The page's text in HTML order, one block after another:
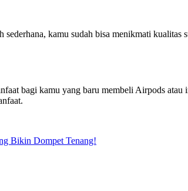
kamu sudah bisa menikmati
bagi kamu yang baru membeli Airpods
Bikin Dompet Tenang!